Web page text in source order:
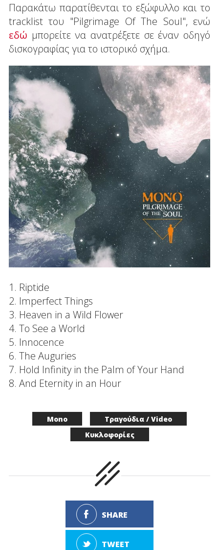
Παρακάτω παρατίθενται το εξώφυλλο και το
tracklist του "Pilgrimage Of The Soul", ενώ
εδώ μπορείτε να ανατρέξετε σε έναν οδηγό
δισκογραφίας για το ιστορικό σχήμα.
1. Riptide
2. Imperfect Things
3. Heaven in a Wild Flower
4. To See a World
5. Innocence
6. The Auguries
7. Hold Infinity in the Palm of Your Hand
8. And Eternity in an Hour
Mono
Τραγούδια / Video
Κυκλοφορίες
SHARE
TWEET